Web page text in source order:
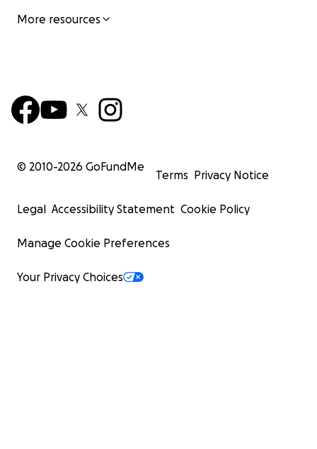
More resources
© 2010-2026 GoFundMe
Terms Privacy Notice
Legal Accessibility Statement Cookie Policy
Manage Cookie Preferences
Your Privacy Choices